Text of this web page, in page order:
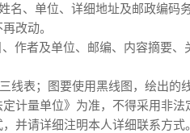
、单位、详细地址及邮政编码
改动。
作者及单位、邮编、内容摘要、
线表；图要使用黑线图，绘出的
计量单位》为准，不得采用非法
并请详细注明本人详细联系方式。